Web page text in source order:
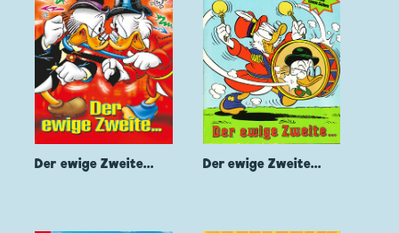
Der ewige Zweite... Der ewige Zweite...